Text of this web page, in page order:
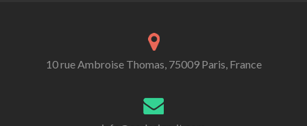
10 rue Ambroise Thomas, 75009 Paris, France